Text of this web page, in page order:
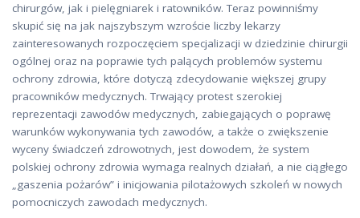
chirurgów, jak i pielęgniarek i ratowników. Teraz powinniśmy
skupić się na jak najszybszym wzroście liczby lekarzy
zainteresowanych rozpoczęciem specjalizacji w dziedzinie chirurgii
ogólnej oraz na poprawie tych palących problemów systemu
ochrony zdrowia, które dotyczą zdecydowanie większej grupy
pracowników medycznych. Trwający protest szerokiej
reprezentacji zawodów medycznych, zabiegających o poprawę
warunków wykonywania tych zawodów, a także o zwiększenie
wyceny świadczeń zdrowotnych, jest dowodem, że system
polskiej ochrony zdrowia wymaga realnych działań, a nie ciągłego
„gaszenia pożarów” i inicjowania pilotażowych szkoleń w nowych
pomocniczych zawodach medycznych.